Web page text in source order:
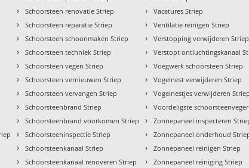
› Schoorsteen renovatie Striep
› Schoorsteen reparatie Striep
› Schoorsteen schoonmaken Striep
› Schoorsteen techniek Striep
› Schoorsteen vegen Striep
› Schoorsteen vernieuwen Striep
› Schoorsteen vervangen Striep
› Schoorsteenbrand Striep
› Schoorsteenbrand voorkomen Striep
› Schoorsteeninspectie Striep
› Schoorsteenkanaal Striep
› Schoorsteenkanaal renoveren Striep
› Vacatures Striep
› Ventilatie reinigen Striep
› Verstopping verwijderen Striep
› Verstopt ontluchtingskanaal
› Voegwerk schoorsteen Striep
› Vogelnest verwijderen Striep
› Vogelnestjes verwijderen Striep
› Voordeligste
› Zonnepaneel inspecteren
› Zonnepaneel onderhoud
› Zonnepaneel reinigen Striep
› Zonnepaneel reiniging Striep